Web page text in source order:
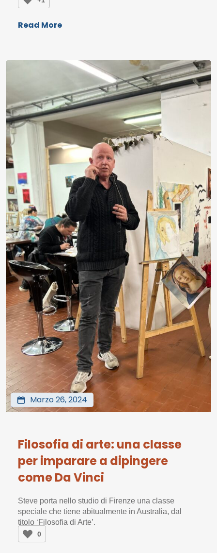
Read More
Marzo 26, 2024
Filosofia di arte: una classe
per imparare a dipingere
come Da Vinci
Steve porta nello studio di Firenze una classe
speciale che tiene abitualmente in Australia, dal
titolo ‘Filosofia di Arte’.
0